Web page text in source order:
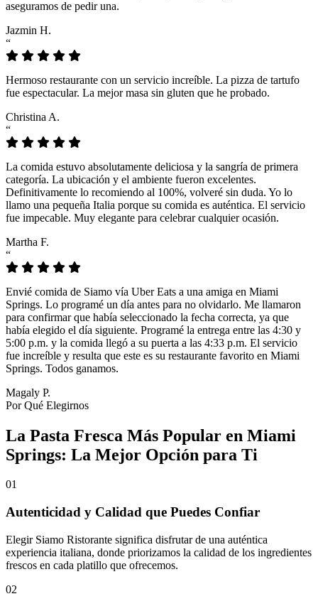
aseguramos de pedir una.
Jazmin H.
“
Hermoso restaurante con un servicio increíble. La pizza de tartufo
fue espectacular. La mejor masa sin gluten que he probado.
Christina A.
“
La comida estuvo absolutamente deliciosa y la sangría de primera
categoría. La ubicación y el ambiente fueron excelentes.
Definitivamente lo recomiendo al 100%, volveré sin duda. Yo lo
llamo una pequeña Italia porque su comida es auténtica. El servicio
fue impecable. Muy elegante para celebrar cualquier ocasión.
Martha F.
“
Envié comida de Siamo vía Uber Eats a una amiga en Miami
Springs. Lo programé un día antes para no olvidarlo. Me llamaron
para confirmar que había seleccionado la fecha correcta, ya que
había elegido el día siguiente. Programé la entrega entre las 4:30 y
5:00 p.m. y la comida llegó a su puerta a las 4:33 p.m. El servicio
fue increíble y resulta que este es su restaurante favorito en Miami
Springs. Todos ganamos.
Magaly P.
Por Qué Elegirnos
La Pasta Fresca Más Popular en Miami
Springs: La Mejor Opción para Ti
01
Autenticidad y Calidad que Puedes Confiar
Elegir Siamo Ristorante significa disfrutar de una auténtica
experiencia italiana, donde priorizamos la calidad de los ingredientes
frescos en cada platillo que ofrecemos.
02